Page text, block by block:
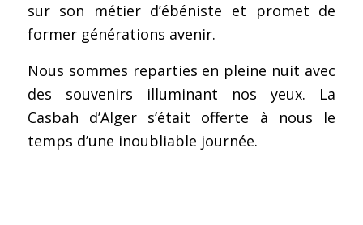
sur son métier d’ébéniste et promet de
former générations avenir.
Nous sommes reparties en pleine nuit avec
des souvenirs illuminant nos yeux. La
Casbah d’Alger s’était offerte à nous le
temps d’une inoubliable journée.